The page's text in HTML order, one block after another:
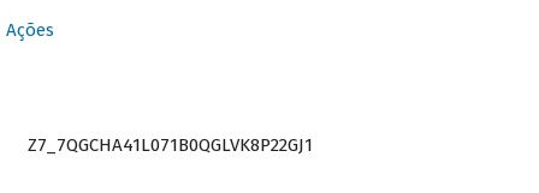
Ações
Z7_7QGCHA41L071B0QGLVK8P22GJ1